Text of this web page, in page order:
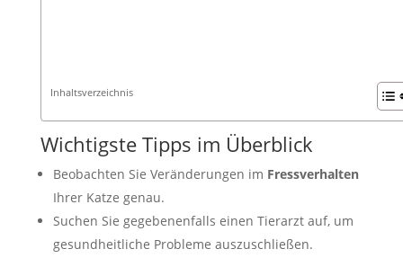
Inhaltsverzeichnis
Wichtigste Tipps im Überblick
Beobachten Sie Veränderungen im Fressverhalten
Ihrer Katze genau.
Suchen Sie gegebenenfalls einen Tierarzt auf, um
gesundheitliche Probleme auszuschließen.